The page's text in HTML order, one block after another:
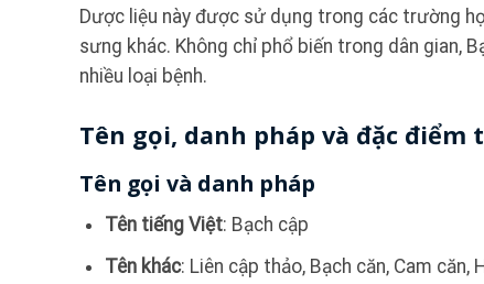
Dược liệu này được sử dụng trong các trường
sưng khác. Không chỉ phổ biến trong dân gian,
nhiều loại bệnh.
Tên gọi, danh pháp và đặc điểm
Tên gọi và danh pháp
Tên tiếng Việt: Bạch cập
Tên khác: Liên cập thảo, Bạch căn, Cam căn,